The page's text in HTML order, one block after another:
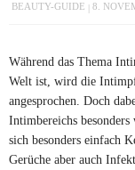
BEAUTY-GUIDE 8.
Während das Thema
Welt ist, wird die
angesprochen. Doch
Intimbereichs
sich besonders einfach
Gerüche aber auch